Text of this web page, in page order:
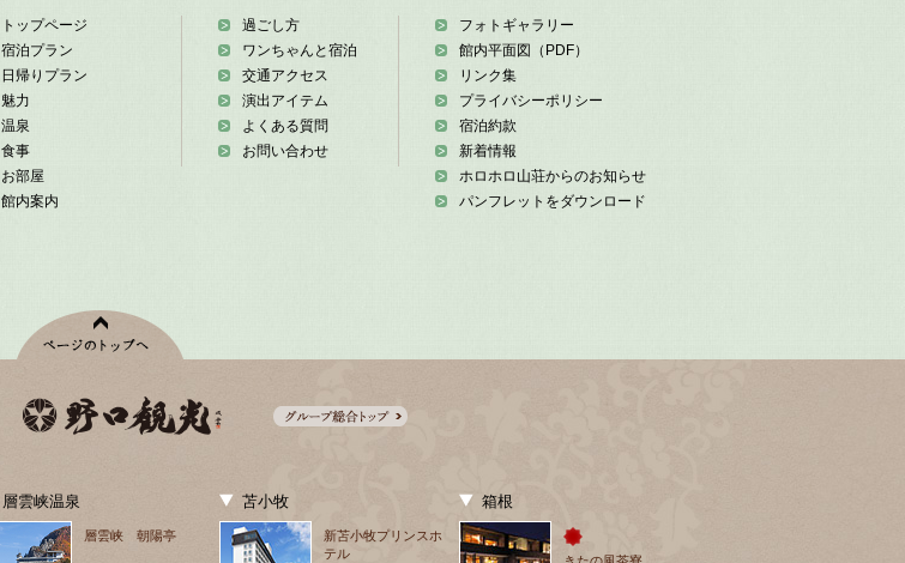
トップページ
宿泊プラン
日帰りプラン
魅力
温泉
食事
お部屋
館内案内
過ごし方
ワンちゃんと宿泊
交通アクセス
演出アイテム
よくある質問
お問い合わせ
フォトギャラリー
館内平面図（PDF）
リンク集
プライバシーポリシー
宿泊約款
新着情報
ホロホロ山荘からのお知らせ
パンフレットをダウンロード
層雲峡温泉
層雲峡 朝陽亭
苫小牧
新苫小牧プリンスホ
テル
箱根